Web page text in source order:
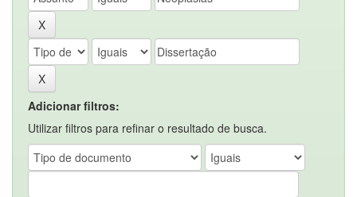
Adicionar filtros:
Utilizar filtros para refinar o resultado de busca.